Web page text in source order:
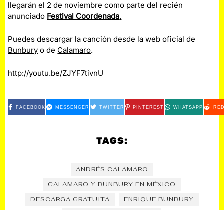
llegarán el 2 de noviembre como parte del recién
anunciado Festival Coordenada.
Puedes descargar la canción desde la web oficial de
Bunbury o de Calamaro.
http://youtu.be/ZJYF7tivnU
FACEBOOK MESSENGER TWITTER PINTEREST WHATSAPP
TAGS:
ANDRÉS CALAMARO
CALAMARO Y BUNBURY EN MÉXICO
DESCARGA GRATUITA
ENRIQUE BUNBURY